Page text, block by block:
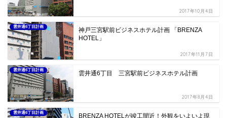
2017年10月4日
雲井通6丁目計画
神戸三宮駅前ビジネスホテル計画 「BRENZA
HOTEL」
2017年11月7日
雲井通6丁目計画 雲井通6丁目 三宮駅前ビジネスホテル計画
2017年8月4日
雲井通6丁目計画 BRENZA HOTELが竣工間近！外観をいよいよ現